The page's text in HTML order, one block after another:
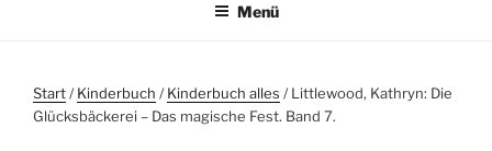
Menü
Start/Kinderbuch /Kinderbuch alles / Littlewood, Kathryn: Die
Glücksbäckerei – Das magische Fest. Band 7.